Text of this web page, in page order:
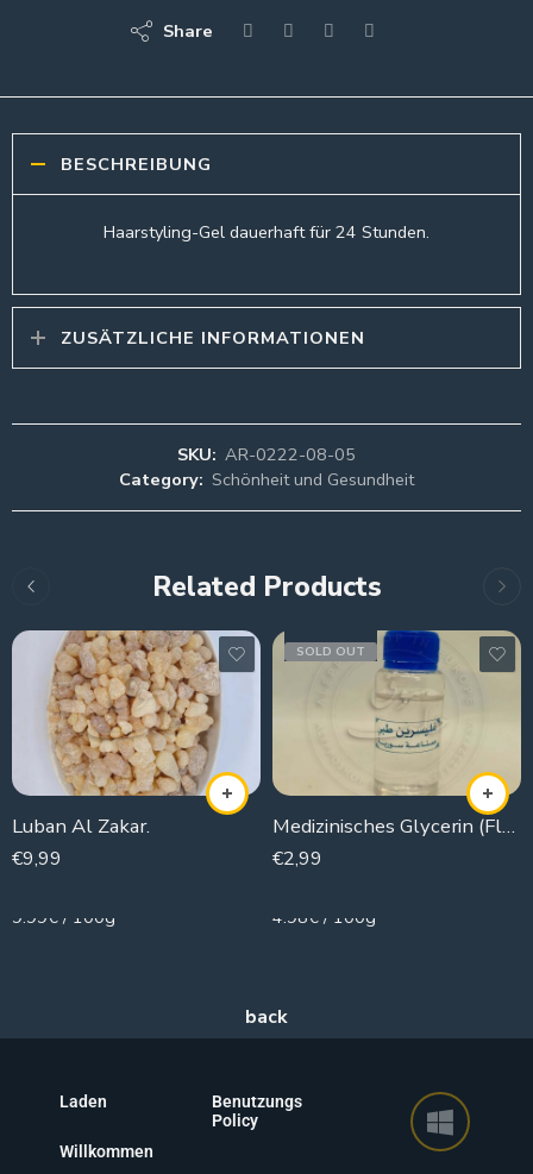
Share
BESCHREIBUNG
Haarstyling-Gel dauerhaft für 24 Stunden.
ZUSÄTZLICHE INFORMATIONEN
SKU: AR-0222-08-05
Category: Schönheit und Gesundheit
Related Products
Luban Al Zakar.
€9,99
9.99€ / 100g
SOLD OUT
Medizinisches Glycerin (Flüssigkeit)
€2,99
4.98€ / 100g
Laden
Willkommen
Benutzungs
Policy